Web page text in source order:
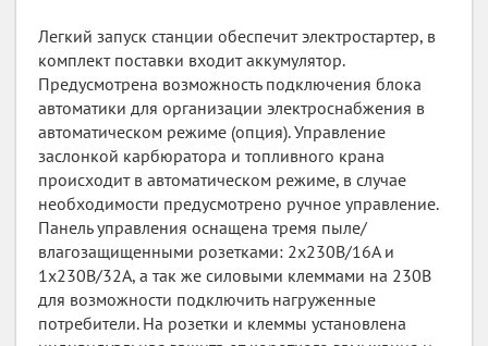
Легкий запуск станции обеспечит электростартер, в
комплект поставки входит аккумулятор.
Предусмотрена возможность подключения блока
автоматики для организации электроснабжения в
автоматическом режиме (опция). Управление
заслонкой карбюратора и топливного крана
происходит в автоматическом режиме, в случае
необходимости предусмотрено ручное управление.
Панель управления оснащена тремя пыле/
влагозащищенными розетками: 2х230В/16А и
1х230В/32А, а так же силовыми клеммами на 230В
для возможности подключить нагруженные
потребители. На розетки и клеммы установлена